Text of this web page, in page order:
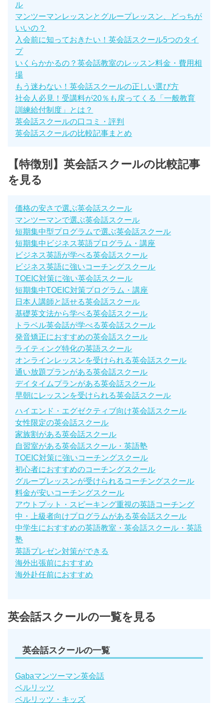
ル
マンツーマンレッスンとグループレッスン、どっちが
いいの？
入会前に知っておきたい！英会話スクール5つのタイ
プ
いくらかかるの？英会話教室のレッスン料金・費用相
場
もう迷わない！英会話スクールの正しい選び方
社会人必見！受講料が20％も戻ってくる「一般教育
訓練給付制度」とは？
英会話スクールの口コミ・評判
英会話スクールの比較記事まとめ
【特徴別】英会話スクールの比較記事
を見る
価格の安さで選ぶ英会話スクール
マンツーマンで選ぶ英会話スクール
短期集中型プログラムで選ぶ英会話スクール
短期集中ビジネス英語プログラム・講座
ビジネス英語が学べる英会話スクール
ビジネス英語に強いコーチングスクール
TOEIC対策に強い英会話スクール
短期集中TOEIC対策プログラム・講座
日本人講師と話せる英会話スクール
基礎英文法から学べる英会話スクール
トラベル英会話が学べる英会話スクール
発音矯正におすすめの英会話スクール
ライティング特化の英語スクール
オンラインレッスンを受けられる英会話スクール
通い放題プランがある英会話スクール
デイタイムプランがある英会話スクール
早朝にレッスンを受けられる英会話スクール
ハイエンド・エグゼクティブ向け英会話スクール
女性限定の英会話スクール
家族割がある英会話スクール
自習室がある英会話スクール・英語塾
TOEIC対策に強いコーチングスクール
初心者におすすめのコーチングスクール
グループレッスンが受けられるコーチングスクール
料金が安いコーチングスクール
アウトプット・スピーキング重視の英語コーチング
中・上級者向けプログラムがある英会話スクール
中学生におすすめの英語教室・英会話スクール・英語
塾
英語プレゼン対策ができる
海外出張前におすすめ
海外赴任前におすすめ
英会話スクールの一覧を見る
英会話スクールの一覧
Gabaマンツーマン英会話
ベルリッツ
ベルリッツ・キッズ